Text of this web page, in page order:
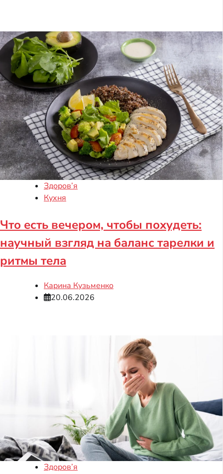
Здоров’я
Кухня
Что есть вечером, чтобы похудеть:
научный взгляд на баланс тарелки и
ритмы тела
Карина Кузьменко
20.06.2026
Здоров’я